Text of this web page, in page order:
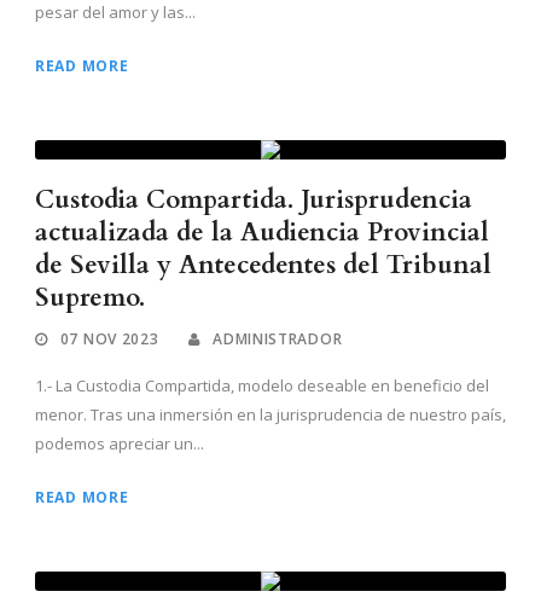
pesar del amor y las...
READ MORE
Custodia Compartida. Jurisprudencia
actualizada de la Audiencia Provincial
de Sevilla y Antecedentes del Tribunal
Supremo.
07 NOV 2023 ADMINISTRADOR
1.- La Custodia Compartida, modelo deseable en beneficio del
menor. Tras una inmersión en la jurisprudencia de nuestro país,
podemos apreciar un...
READ MORE